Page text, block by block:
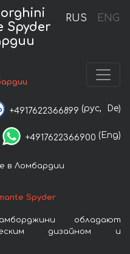
RUS ENG
Spyder
+4917622366899 (рус, De)
+4917622366900 (Eng)
в Ломбардии
Spyder
обладают
дизайном и